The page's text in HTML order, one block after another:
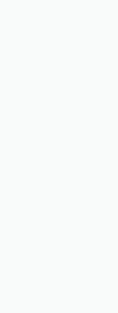
allseits
zu
ihren
mit
Kern auch
Welche
Solange
und
und
muss
keine